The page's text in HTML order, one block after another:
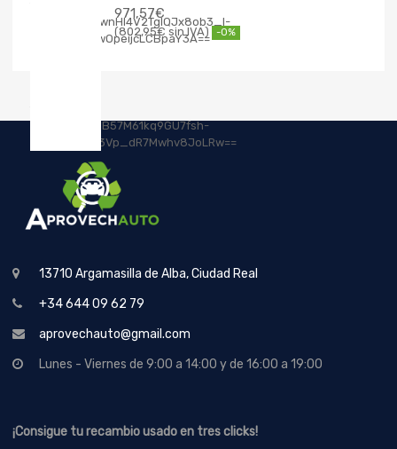
971,57€
802,95€ -0%
13710 Argamasilla de Alba, Ciudad Real
+34 644 09 62 79
aprovechauto@gmail.com
Lunes - Viernes de 9:00 a 14:00 y de 16:00 a 19:00
¡Consigue tu recambio usado en tres clicks!